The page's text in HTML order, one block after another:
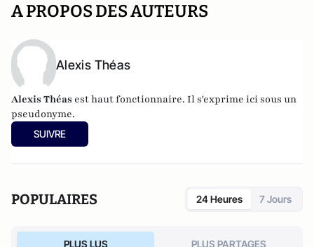
A PROPOS DES AUTEURS
Alexis Théas
Alexis Théas est haut fonctionnaire. Il s'exprime ici sous un
pseudonyme.
SUIVRE
POPULAIRES 24 Heures 7 Jours
PLUS LUS PLUS PARTAGES